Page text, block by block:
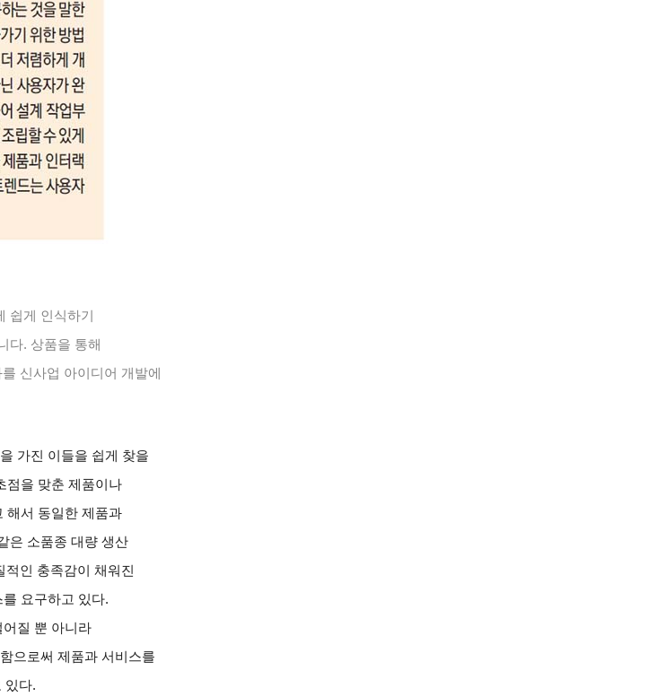
쉽게 인식하기
다. 상품을 통해
신사업 아이디어 개발에
가진 이들을 쉽게 찾을
점을 맞춘 제품이나
해서 동일한 제품과
은 소품종 대량 생산
인 충족감이 채워진
요구하고 있다.
질 뿐 아니라
으로써 제품과 서비스를
있다.